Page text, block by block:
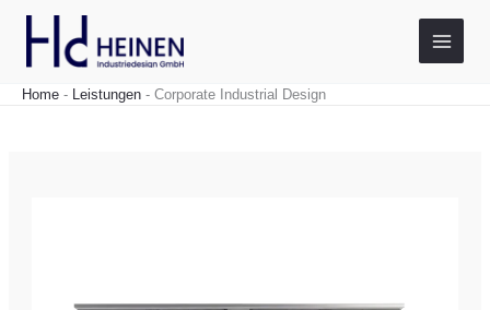
Inhalt
Home - Leistungen - Corporate Industrial Design